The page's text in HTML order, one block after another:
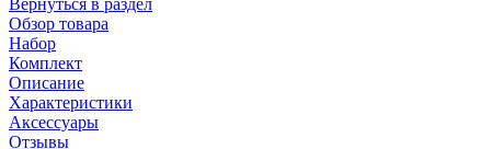
Вернуться в раздел
Обзор товара
Набор
Комплект
Описание
Характеристики
Аксессуары
Отзывы